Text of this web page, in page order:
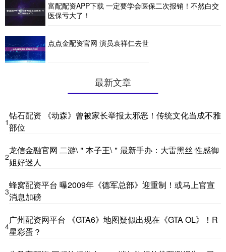
富配配资APP下载 一定要学会医保二次报销！不然白交
医保亏大了！
点点金配资官网 演员袁祥仁去世
最新文章
1
钻石配资 《动森》曾被家长举报太邪恶！传统文化当成不雅
部位
2
龙信金融官网 二游\＂本子王\＂最新手办：大雷黑丝 性感御
姐好迷人
3
蜂窝配资平台 曝2009年《德军总部》迎重制！或马上官宣
消息加磅
4
广州配资网平台 《GTA6》地图疑似出现在《GTA OL》！R
星彩蛋？